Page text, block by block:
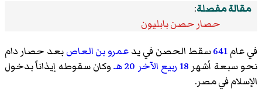
مقالة مفصلة:
حصار حصن بابليون
في عام641سقط الحصن في يدعمرو بن العاصبعد حصار دام
نحو سبعة أشهر 18 ربيع الآخر 20 هـ
وكان سقوطه إيذاناً بدخول
الإسلام في مصر.